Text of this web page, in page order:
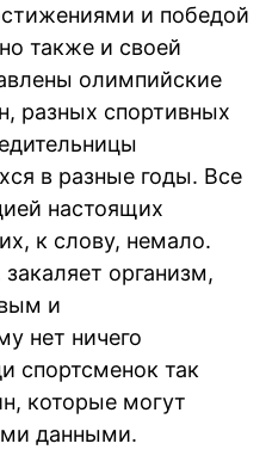
и победой
также и своей
олимпийские
разных спортивных
в разные годы. Все
настоящих
к слову, немало.
организм,
и
нет ничего
спортсменок так
которые могут
данными.